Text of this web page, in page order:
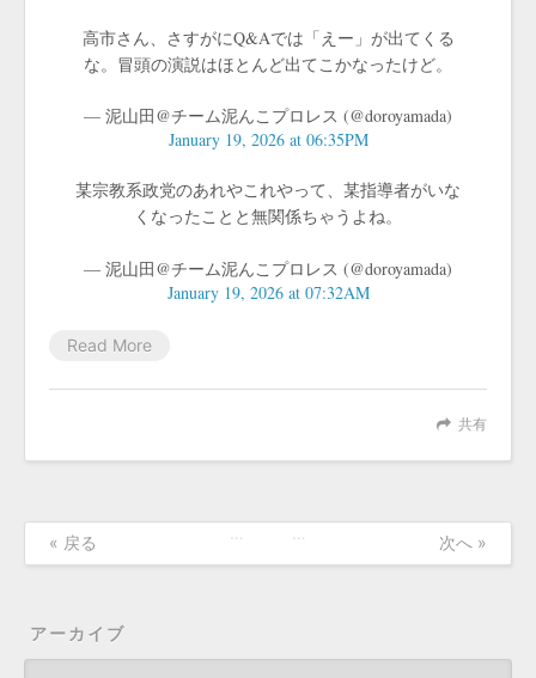
高市さん、さすがにQ&Aでは「えー」が出てくる
な。冒頭の演説はほとんど出てこかなったけど。
— 泥山田@チーム泥んこプロレス (@doroyamada)
January 19, 2026 at 06:35PM
某宗教系政党のあれやこれやって、某指導者がいな
くなったことと無関係ちゃうよね。
— 泥山田@チーム泥んこプロレス (@doroyamada)
January 19, 2026 at 07:32AM
Read More
共有
« 戻る 次へ »
アーカイブ